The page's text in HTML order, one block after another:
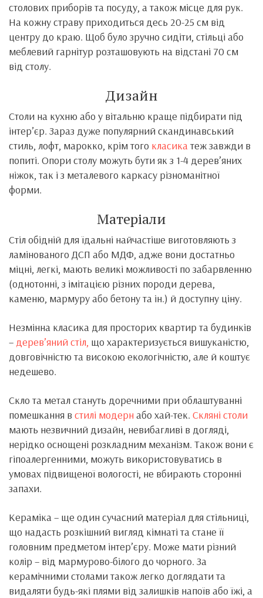
столових приборів та посуду, а також місце для рук.
На кожну страву приходиться десь 20-25 см від
центру до краю. Щоб було зручно сидіти, стільці або
меблевий гарнітур розташовують на відстані 70 см
від столу.
Дизайн
Столи на кухню або у вітальню краще підбирати під
інтер’єр. Зараз дуже популярний скандинавський
стиль, лофт, марокко, крім того класикатеж завжди в
попиті. Опори столу можуть бути як з 1-4 дерев’яних
ніжок, так і з металевого каркасу різноманітної
форми.
Матеріали
Стіл обідній для їдальні найчастіше виготовляють з
ламінованого ДСП або МДФ, адже вони достатньо
міцні, легкі, мають великі можливості по забарвленню
(однотонні, з імітацією різних породи дерева,
каменю, мармуру або бетону та ін.) й доступну ціну.
Незмінна класика для просторих квартир та будинків
– дерев’яний стіл, що характеризується вишуканістю,
довговічністю та високою екологічністю, але й коштує
недешево.
Скло та метал стануть доречними при облаштуванні
помешкання в стилі модерн або хай-тек. Скляні столи
мають незвичний дизайн, невибагливі в догляді,
нерідко оснощені розкладним механізм. Також вони є
гіпоалергенними, можуть використовуватись в
умовах підвищеної вологості, не вбирають сторонні
запахи.
Кераміка – ще один сучасний матеріал для стільниці,
що надасть розкішний вигляд кімнаті та стане її
головним предметом інтер’єру. Може мати різний
колір – від мармурово-білого до чорного. За
керамічними столами також легко доглядати та
видаляти будь-які плями від залишків напоїв або їжі, а